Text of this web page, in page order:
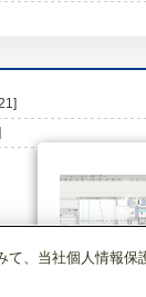
、当社個人情報